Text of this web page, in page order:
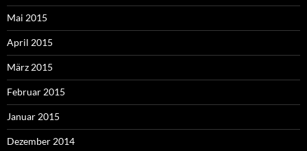
Mai 2015
April 2015
März 2015
Februar 2015
Januar 2015
Dezember 2014